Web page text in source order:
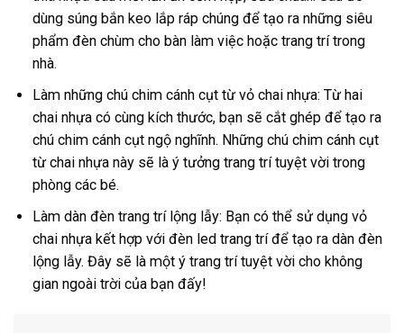
dùng súng bắn keo lắp ráp chúng để tạo ra những siêu
phẩm đèn chùm cho bàn làm việc hoặc trang trí trong
nhà.
Làm những chú chim cánh cụt từ vỏ chai nhựa: Từ hai
chai nhựa có cùng kích thước, bạn sẽ cắt ghép để tạo ra
chú chim cánh cụt ngộ nghĩnh. Những chú chim cánh cụt
từ chai nhựa này sẽ là ý tưởng trang trí tuyệt vời trong
phòng các bé.
Làm dàn đèn trang trí lộng lẫy: Bạn có thể sử dụng vỏ
chai nhựa kết hợp với đèn led trang trí để tạo ra dàn đèn
lộng lẫy. Đây sẽ là một ý trang trí tuyệt vời cho không
gian ngoài trời của bạn đấy!